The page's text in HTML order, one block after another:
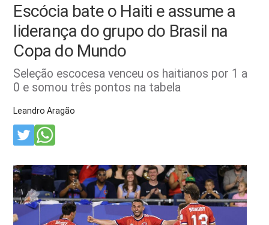
Escócia bate o Haiti e assume a
liderança do grupo do Brasil na
Copa do Mundo
Seleção escocesa venceu os haitianos por 1 a
0 e somou três pontos na tabela
Leandro Aragão